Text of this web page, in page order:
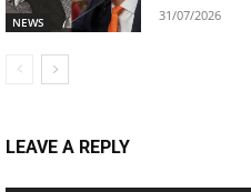
NEWS 31/07/2026
LEAVE A REPLY